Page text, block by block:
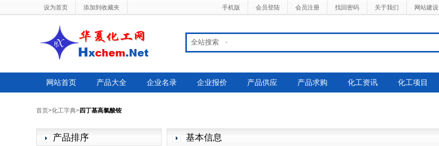
设为首页 添加到收藏夹 手机版 会员登陆 会员注册 找回密码 关于我们 网站建设
全站搜索
网站首页 产品大全 企业名录 企业报价 产品供应 产品求购 化工资讯 化工项目
首页>化工字典> 四丁基高氯酸铵
产品排序 基本信息